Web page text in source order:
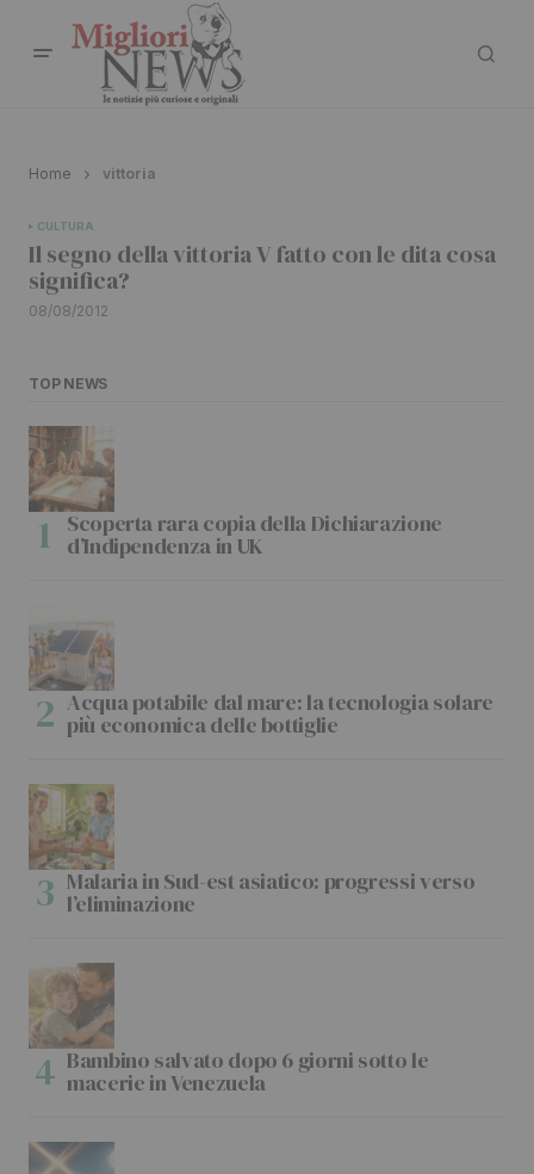
Home vittoria
CULTURA
Il segno della vittoria V fatto con le dita cosa
significa?
08/08/2012
TOP NEWS
Scoperta rara copia della Dichiarazione
d’Indipendenza in UK
Acqua potabile dal mare: la tecnologia solare
più economica delle bottiglie
Malaria in Sud-est asiatico: progressi verso
l’eliminazione
Bambino salvato dopo 6 giorni sotto le
macerie in Venezuela